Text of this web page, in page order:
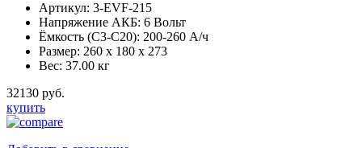
Артикул: 3-EVF-215
Напряжение АКБ: 6 Вольт
Ёмкость (С3-С20): 200-260 А/ч
Размер: 260 x 180 x 273
Вес: 37.00 кг
32130 руб.
купить